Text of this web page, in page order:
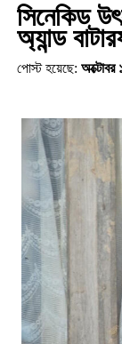
সিনেকিড
অ্যান্ড
পোস্ট হয়েছে: